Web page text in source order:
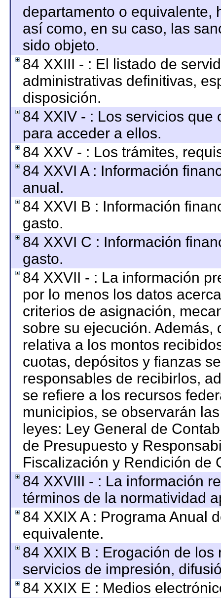
departamento o equivalente,
así como, en su caso, las
sido objeto.
84 XXIII - : El listado de
administrativas definitivas,
disposición.
84 XXIV - : Los servicios
para acceder a ellos.
84 XXV - : Los trámites,
84 XXVI A : Información
anual.
84 XXVI B : Información
gasto.
84 XXVI C : Información
gasto.
84 XXVII - : La información
por lo menos los datos
criterios de asignación,
sobre su ejecución.
relativa a los montos
cuotas, depósitos y fianzas
responsables de recibirlos,
se refiere a los recursos
municipios, se observarán
leyes: Ley General de
de Presupuesto y
Fiscalización y Rendición de
84 XXVIII - : La información
términos de la normatividad
84 XXIX A : Programa Anual
equivalente.
84 XXIX B : Erogación de
servicios de impresión,
84 XXIX E : Medios